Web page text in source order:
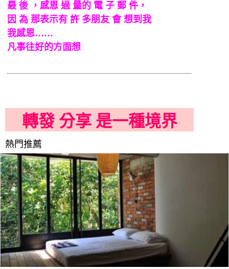
最 後 ，感恩 過 量的 電 子 郵 件，
因 為 那表示有 許 多朋友 會 想到我
我感恩……
凡事往好的方面想
轉發 分享 是一種境界
熱門推薦